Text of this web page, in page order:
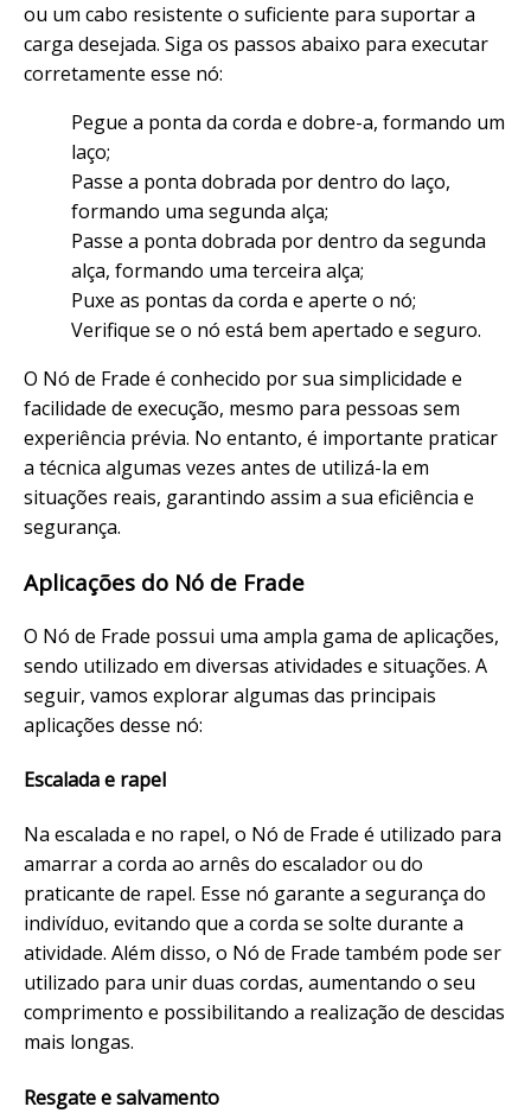
ou um cabo resistente o suficiente para suportar a
carga desejada. Siga os passos abaixo para executar
corretamente esse nó:
Pegue a ponta da corda e dobre-a, formando um
laço;
Passe a ponta dobrada por dentro do laço,
formando uma segunda alça;
Passe a ponta dobrada por dentro da segunda
alça, formando uma terceira alça;
Puxe as pontas da corda e aperte o nó;
Verifique se o nó está bem apertado e seguro.
O Nó de Frade é conhecido por sua simplicidade e
facilidade de execução, mesmo para pessoas sem
experiência prévia. No entanto, é importante praticar
a técnica algumas vezes antes de utilizá-la em
situações reais, garantindo assim a sua eficiência e
segurança.
Aplicações do Nó de Frade
O Nó de Frade possui uma ampla gama de aplicações,
sendo utilizado em diversas atividades e situações. A
seguir, vamos explorar algumas das principais
aplicações desse nó:
Escalada e rapel
Na escalada e no rapel, o Nó de Frade é utilizado para
amarrar a corda ao arnês do escalador ou do
praticante de rapel. Esse nó garante a segurança do
indivíduo, evitando que a corda se solte durante a
atividade. Além disso, o Nó de Frade também pode ser
utilizado para unir duas cordas, aumentando o seu
comprimento e possibilitando a realização de descidas
mais longas.
Resgate e salvamento